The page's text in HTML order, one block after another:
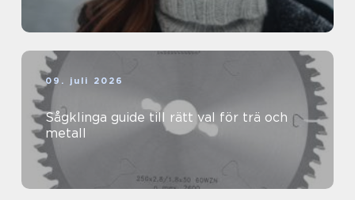
09. juli 2026
Sågklinga guide till rätt val för trä och
metall